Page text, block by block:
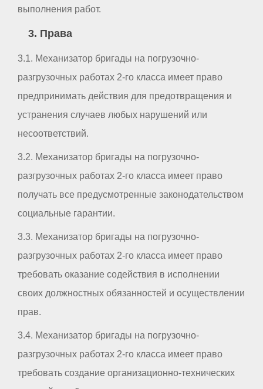
выполнения работ.
3. Права
3.1. Механизатор бригады на погрузочно-
разгрузочных работах 2-го класса имеет право
предпринимать действия для предотвращения и
устранения случаев любых нарушений или
несоответствий.
3.2. Механизатор бригады на погрузочно-
разгрузочных работах 2-го класса имеет право
получать все предусмотренные законодательством
социальные гарантии.
3.3. Механизатор бригады на погрузочно-
разгрузочных работах 2-го класса имеет право
требовать оказание содействия в исполнении
своих должностных обязанностей и осуществлении
прав.
3.4. Механизатор бригады на погрузочно-
разгрузочных работах 2-го класса имеет право
требовать создание организационно-технических